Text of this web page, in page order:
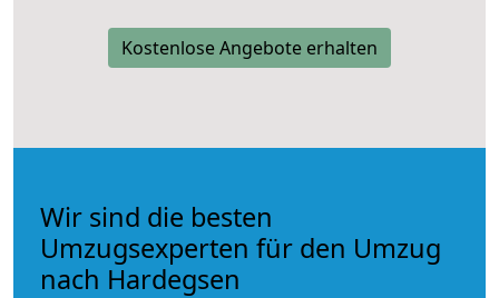
Kostenlose Angebote erhalten
Wir sind die besten
Umzugsexperten für den Umzug
nach Hardegsen